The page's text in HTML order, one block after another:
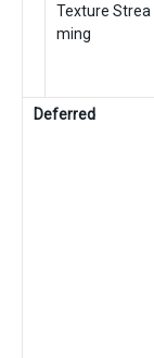
Texture Strea
ming
Deferred